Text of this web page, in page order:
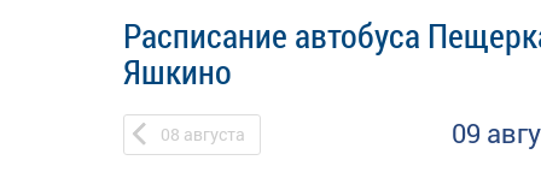
Расписание автобуса
Яшкино
08 августа 09